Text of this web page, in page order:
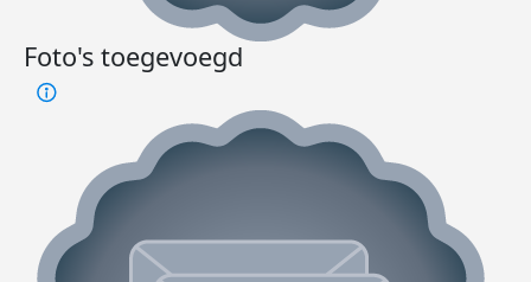
Foto's toegevoegd